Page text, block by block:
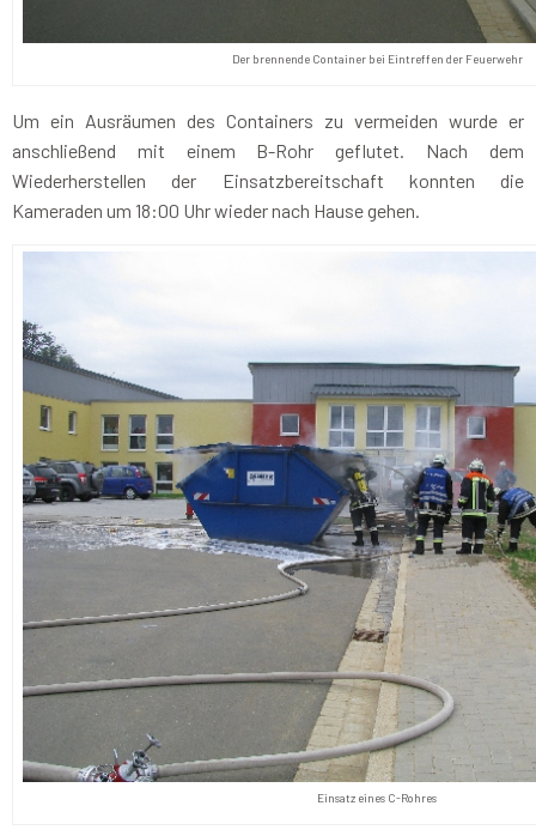
Der brennende Container bei Eintreffen der Feuerwehr
Um ein Ausräumen des Containers zu vermeiden wurde er
anschließend mit einem B-Rohr geflutet. Nach dem
Wiederherstellen der Einsatzbereitschaft konnten die
Kameraden um 18:00 Uhr wieder nach Hause gehen.
Einsatz eines C-Rohres